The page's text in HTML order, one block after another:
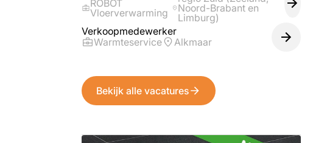
ROBOT
Vloerverwarming
Noord-Brabant en
Limburg)
Verkoopmedewerker
Warmteservice
Alkmaar
Bekijk alle vacatures